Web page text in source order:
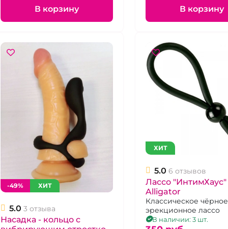
В корзину В корзину
-49% ХИТ
5.0 3 отзыва
Насадка - кольцо с
ХИТ
5.0 6 отзывов
Лассо "ИнтимХаус"
Alligator
Классическое чёрное
эрекционное лассо
В наличии: 3 шт.